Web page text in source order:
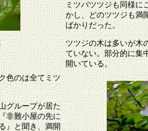
ミツバツツジも同様に
かし、どのツツジも満
ばかりだった。
ツツジの木は多いが木
ていない。部分的に集
開いている。
色のは全てミツ
グループが居た
非難小屋の先に
』と聞き、満開